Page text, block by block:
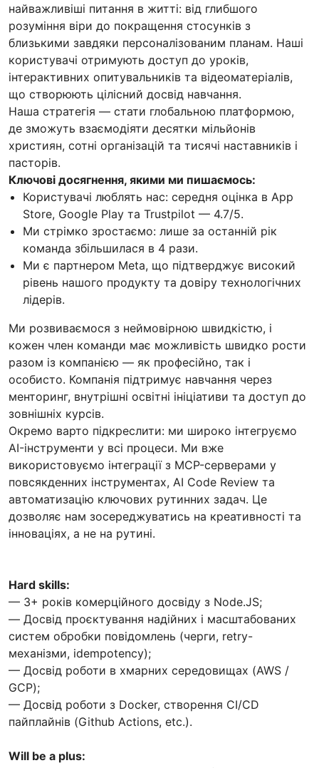
найважливіші питання в житті: від глибшого
розуміння віри до покращення стосунків з
близькими завдяки персоналізованим планам. Наші
користувачі отримують доступ до уроків,
інтерактивних опитувальників та відеоматеріалів,
що створюють цілісний досвід навчання.
Наша стратегія — стати глобальною платформою,
де зможуть взаємодіяти десятки мільйонів
християн, сотні організацій та тисячі наставників і
пасторів.
Ключові досягнення, якими ми пишаємось:
Користувачі люблять нас: середня оцінка в App
Store, Google Play та Trustpilot — 4.7/5.
Ми стрімко зростаємо: лише за останній рік
команда збільшилася в 4 рази.
Ми є партнером Meta, що підтверджує високий
рівень нашого продукту та довіру технологічних
лідерів.
Ми розвиваємося з неймовірною швидкістю, і
кожен член команди має можливість швидко рости
разом із компанією — як професійно, так і
особисто. Компанія підтримує навчання через
менторинг, внутрішні освітні ініціативи та доступ до
зовнішніх курсів.
Окремо варто підкреслити: ми широко інтегруємо
AI-інструменти у всі процеси. Ми вже
використовуємо інтеграції з MCP-серверами у
повсякденних інструментах, AI Code Review та
автоматизацію ключових рутинних задач. Це
дозволяє нам зосереджуватись на креативності та
інноваціях, а не на рутині.
Hard skills:
— 3+ років комерційного досвіду з Node.JS;
— Досвід проєктування надійних і масштабованих
систем обробки повідомлень (черги, retry-
механізми, idempotency);
— Досвід роботи в хмарних середовищах (AWS /
GCP);
— Досвід роботи з Docker, створення CI/CD
пайплайнів (Github Actions, etc.).
Will be a plus: